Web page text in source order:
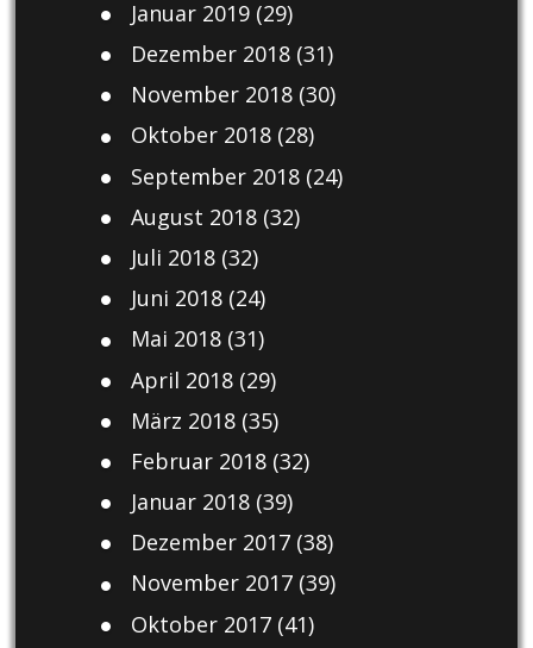
Januar 2019(29)
Dezember 2018(31)
November 2018(30)
Oktober 2018(28)
September 2018(24)
August 2018(32)
Juli 2018(32)
Juni 2018(24)
Mai 2018(31)
April 2018(29)
März 2018(35)
Februar 2018(32)
Januar 2018(39)
Dezember 2017(38)
November 2017(39)
Oktober 2017(41)